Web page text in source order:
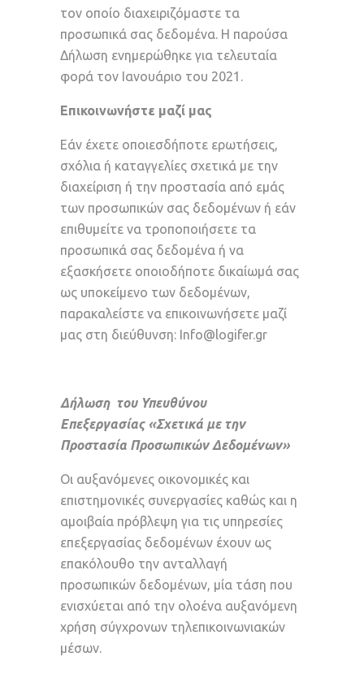
τον οποίο διαχειριζόμαστε τα
προσωπικά σας δεδομένα. Η παρούσα
Δήλωση ενημερώθηκε για τελευταία
φορά τον Ιανουάριο του 2021.
Επικοινωνήστε μαζί μας
Εάν έχετε οποιεσδήποτε ερωτήσεις,
σχόλια ή καταγγελίες σχετικά με την
διαχείριση ή την προστασία από εμάς
των προσωπικών σας δεδομένων ή εάν
επιθυμείτε να τροποποιήσετε τα
προσωπικά σας δεδομένα ή να
εξασκήσετε οποιοδήποτε δικαίωμά σας
ως υποκείμενο των δεδομένων,
παρακαλείστε να επικοινωνήσετε μαζί
μας στη διεύθυνση: Info@logifer.gr
Δήλωση του Υπευθύνου
Επεξεργασίας «Σχετικά με την
Προστασία Προσωπικών Δεδομένων»
Οι αυξανόμενες οικονομικές και
επιστημονικές συνεργασίες καθώς και η
αμοιβαία πρόβλεψη για τις υπηρεσίες
επεξεργασίας δεδομένων έχουν ως
επακόλουθο την ανταλλαγή
προσωπικών δεδομένων, μία τάση που
ενισχύεται από την ολοένα αυξανόμενη
χρήση σύγχρονων τηλεπικοινωνιακών
μέσων.